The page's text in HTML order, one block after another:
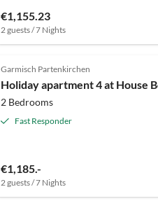
€1,155.23
2 guests / 7 Nights
5.0 (2)
Garmisch Partenkirchen
2 Bedrooms
Fast Responder
€1,185.-
2 guests / 7 Nights